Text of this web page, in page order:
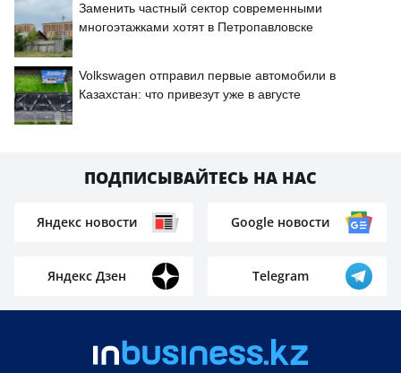
Заменить частный сектор современными
многоэтажками хотят в Петропавловске
Volkswagen отправил первые автомобили в
Казахстан: что привезут уже в августе
ПОДПИСЫВАЙТЕСЬ НА НАС
Яндекс новости Google новости
Яндекс Дзен Telegram